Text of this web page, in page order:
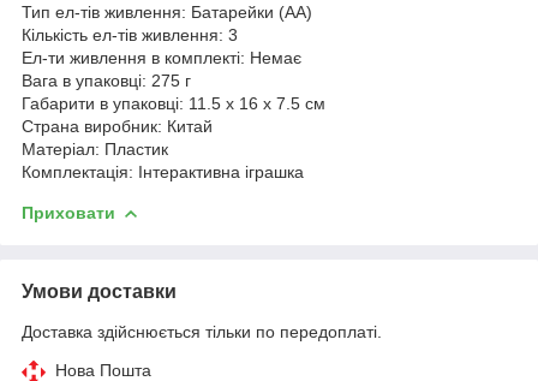
Тип ел-тів живлення: Батарейки (АА)
Кількість ел-тів живлення: 3
Ел-ти живлення в комплекті: Немає
Вага в упаковці: 275 г
Габарити в упаковці: 11.5 x 16 x 7.5 см
Страна виробник: Китай
Матеріал: Пластик
Комплектація: Інтерактивна іграшка
Приховати
Умови доставки
Доставка здійснюється тільки по передоплаті.
Нова Пошта